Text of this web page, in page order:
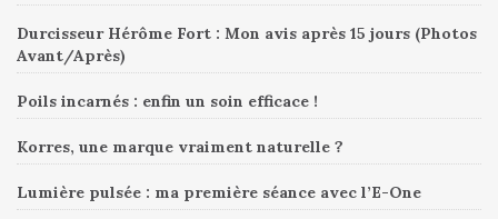
Durcisseur Hérôme Fort : Mon avis après 15 jours (Photos
Avant/Après)
Poils incarnés : enfin un soin efficace !
Korres, une marque vraiment naturelle ?
Lumière pulsée : ma première séance avec l’E-One